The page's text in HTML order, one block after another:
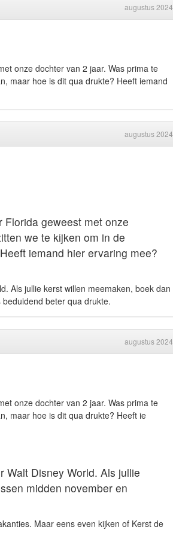
augustus 2024
onze dochter van 2 jaar. Was prima te
maar hoe is dit qua drukte? Heeft iemand
augustus 2024
geweest met onze
we te kijken om in de
iemand hier ervaring mee?
Als jullie kerst willen meemaken, boek dan
beter qua drukte.
augustus 2024
onze dochter van 2 jaar. Was prima te
maar hoe is dit qua drukte? Heeft ie
Walt Disney World. Als jullie
midden november en
Maar eens even kijken of Kerst de